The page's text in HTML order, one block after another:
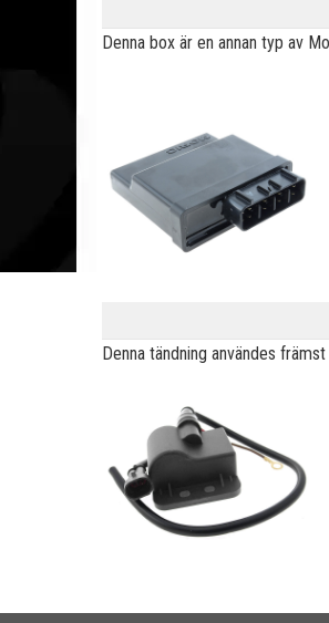
Denna box är en annan typ av
Denna tändning användes